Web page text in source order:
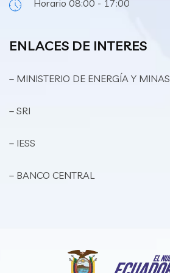
Horario 08:00 - 17:00
ENLACES DE INTERES
– MINISTERIO DE ENERGÍA Y MINAS
– SRI
– IESS
– BANCO CENTRAL